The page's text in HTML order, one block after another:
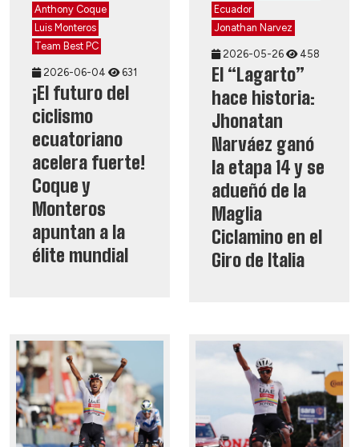
Anthony Coque
Luis Monteros
Team Best PC
2026-06-04 631
¡El futuro del
ciclismo
ecuatoriano
acelera fuerte!
Coque y
Monteros
apuntan a la
élite mundial
Ecuador
Jonathan Narvez
2026-05-26 458
El “Lagarto”
hace historia:
Jhonatan
Narváez ganó
la etapa 14 y se
adueñó de la
Maglia
Ciclamino en el
Giro de Italia